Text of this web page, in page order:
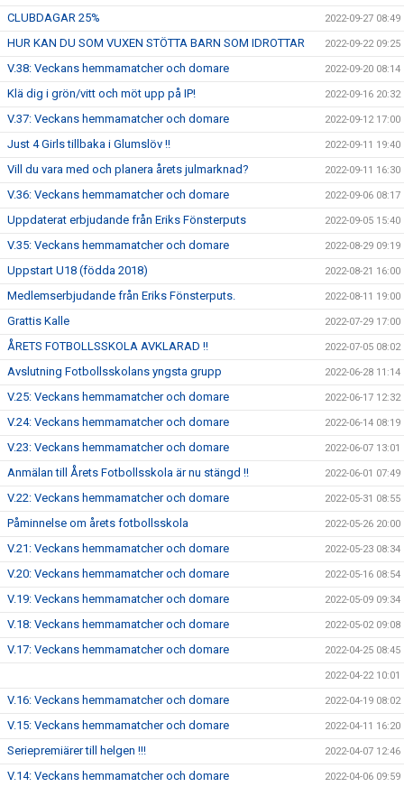
CLUBDAGAR 25% 2022-09-27 08:49
HUR KAN DU SOM VUXEN STÖTTA BARN SOM IDROTTAR 2022-09-22 09:25
V.38: Veckans hemmamatcher och domare 2022-09-20 08:14
Klä dig i grön/vitt och möt upp på IP! 2022-09-16 20:32
V.37: Veckans hemmamatcher och domare 2022-09-12 17:00
Just 4 Girls tillbaka i Glumslöv !! 2022-09-11 19:40
Vill du vara med och planera årets julmarknad? 2022-09-11 16:30
V.36: Veckans hemmamatcher och domare 2022-09-06 08:17
Uppdaterat erbjudande från Eriks Fönsterputs 2022-09-05 15:40
V.35: Veckans hemmamatcher och domare 2022-08-29 09:19
Uppstart U18 (födda 2018) 2022-08-21 16:00
Medlemserbjudande från Eriks Fönsterputs. 2022-08-11 19:00
Grattis Kalle 2022-07-29 17:00
ÅRETS FOTBOLLSSKOLA AVKLARAD !! 2022-07-05 08:02
Avslutning Fotbollsskolans yngsta grupp 2022-06-28 11:14
V.25: Veckans hemmamatcher och domare 2022-06-17 12:32
V.24: Veckans hemmamatcher och domare 2022-06-14 08:19
V.23: Veckans hemmamatcher och domare 2022-06-07 13:01
Anmälan till Årets Fotbollsskola är nu stängd !! 2022-06-01 07:49
V.22: Veckans hemmamatcher och domare 2022-05-31 08:55
Påminnelse om årets fotbollsskola 2022-05-26 20:00
V.21: Veckans hemmamatcher och domare 2022-05-23 08:34
V.20: Veckans hemmamatcher och domare 2022-05-16 08:54
V.19: Veckans hemmamatcher och domare 2022-05-09 09:34
V.18: Veckans hemmamatcher och domare 2022-05-02 09:08
V.17: Veckans hemmamatcher och domare 2022-04-25 08:45
2022-04-22 10:01
V.16: Veckans hemmamatcher och domare 2022-04-19 08:02
V.15: Veckans hemmamatcher och domare 2022-04-11 16:20
Seriepremiärer till helgen !!! 2022-04-07 12:46
V.14: Veckans hemmamatcher och domare 2022-04-06 09:59